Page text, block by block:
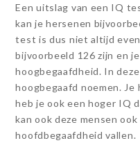
Een uitslag van een IQ
kan je hersenen
test is dus niet altijd
bijvoorbeeld 126 zijn en
hoogbegaafdheid. In
hoogbegaafd noemen.
heb je ook een hoger IQ
kan ook deze mensen
hoofdbegaafdheid vallen.